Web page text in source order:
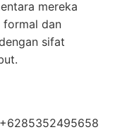
mereka
formal dan
sifat